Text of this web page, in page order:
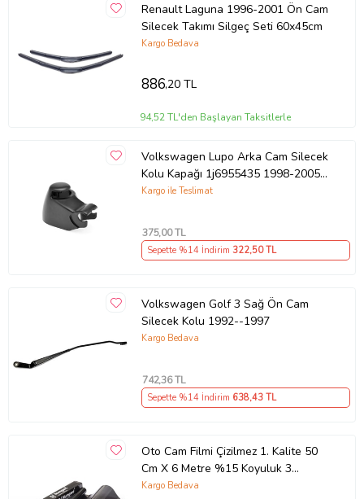
Renault Laguna 1996-2001 Ön Cam
Silecek Takımı Silgeç Seti 60x45cm
Kargo Bedava
886,20 TL
94,52 TL'den Başlayan Taksitlerle
Volkswagen Lupo Arka Cam Silecek
Kolu Kapağı 1j6955435 1998-2005
Model Arası Araçlara Uyumlu
Kargo ile Teslimat
375,00 TL
Sepette %14 İndirim 322,50 TL
Volkswagen Golf 3 Sağ Ön Cam
Silecek Kolu 1992--1997
Kargo Bedava
742,36 TL
Sepette %14 İndirim 638,43 TL
Oto Cam Filmi Çizilmez 1. Kalite 50
Cm X 6 Metre %15 Koyuluk 3
Numara
Kargo Bedava